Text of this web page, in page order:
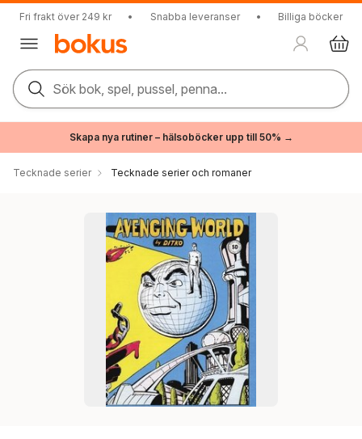
Fri frakt över 249 kr • Snabba leveranser • Billiga böcker
Sök bok, spel, pussel, penna...
Skapa nya rutiner – hälsoböcker upp till 50% →
Tecknade serier Tecknade serier och romaner